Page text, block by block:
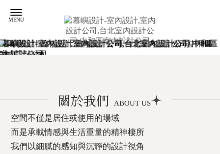
室內設計公司
台北室內設計公司
空間不僅是居住或使用的場域
而是承載情感與生活重量的精神棲所
我們以細膩的感知與沉靜的設計視角
關於我們 ABOUT US